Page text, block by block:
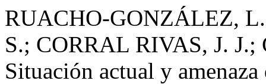
RUACHO-GONZÁLEZ,
S.; CORRAL RIVAS, J.
Situación actual y